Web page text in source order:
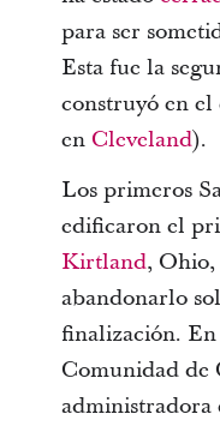
para ser
Esta fue la
construyó en el
en Cleveland).
Los primeros
edificaron el
Kirtland, Ohio,
abandonarlo
finalización.
Comunidad de